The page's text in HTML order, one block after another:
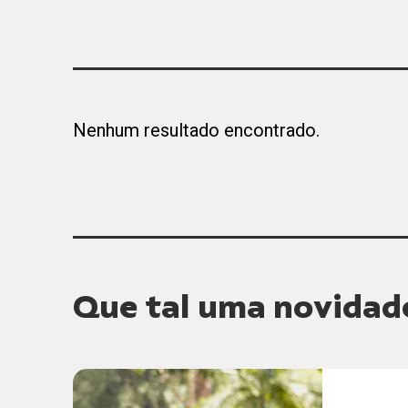
Nenhum resultado encontrado.
Que tal uma